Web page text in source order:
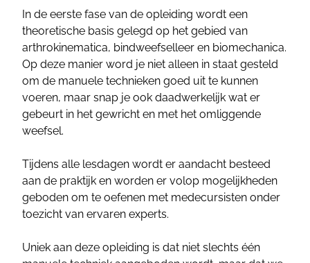
In de eerste fase van de opleiding wordt een
theoretische basis gelegd op het gebied van
arthrokinematica, bindweefselleer en biomechanica.
Op deze manier word je niet alleen in staat gesteld
om de manuele technieken goed uit te kunnen
voeren, maar snap je ook daadwerkelijk wat er
gebeurt in het gewricht en met het omliggende
weefsel.
Tijdens alle lesdagen wordt er aandacht besteed
aan de praktijk en worden er volop mogelijkheden
geboden om te oefenen met medecursisten onder
toezicht van ervaren experts.
Uniek aan deze opleiding is dat niet slechts één